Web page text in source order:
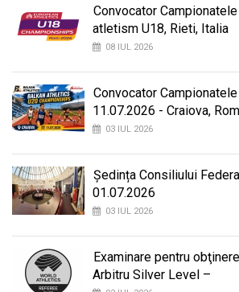
Convocator
atletism U18, Rieti, Italia
08 IUL 2026
Convocator
11.07.2026 - Craiova,
03 IUL 2026
Ședința Consiliului
01.07.2026
03 IUL 2026
Examinare pentru
Arbitru Silver Level –